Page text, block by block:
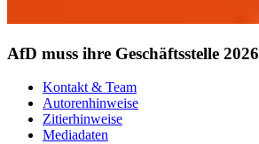
AfD muss ihre Geschäftsstelle
Kontakt & Team
Autorenhinweise
Zitierhinweise
Mediadaten